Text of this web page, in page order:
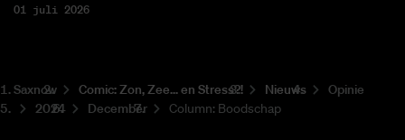
01 juli 2026
Saxnow Co­mic: Zon, Zee... en Stress?! Nieuws
Opinie
2024
December Column: Boodschap